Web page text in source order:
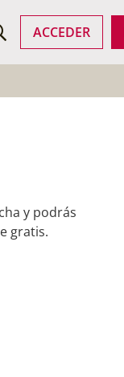
ACCEDER
y podrás
gratis.